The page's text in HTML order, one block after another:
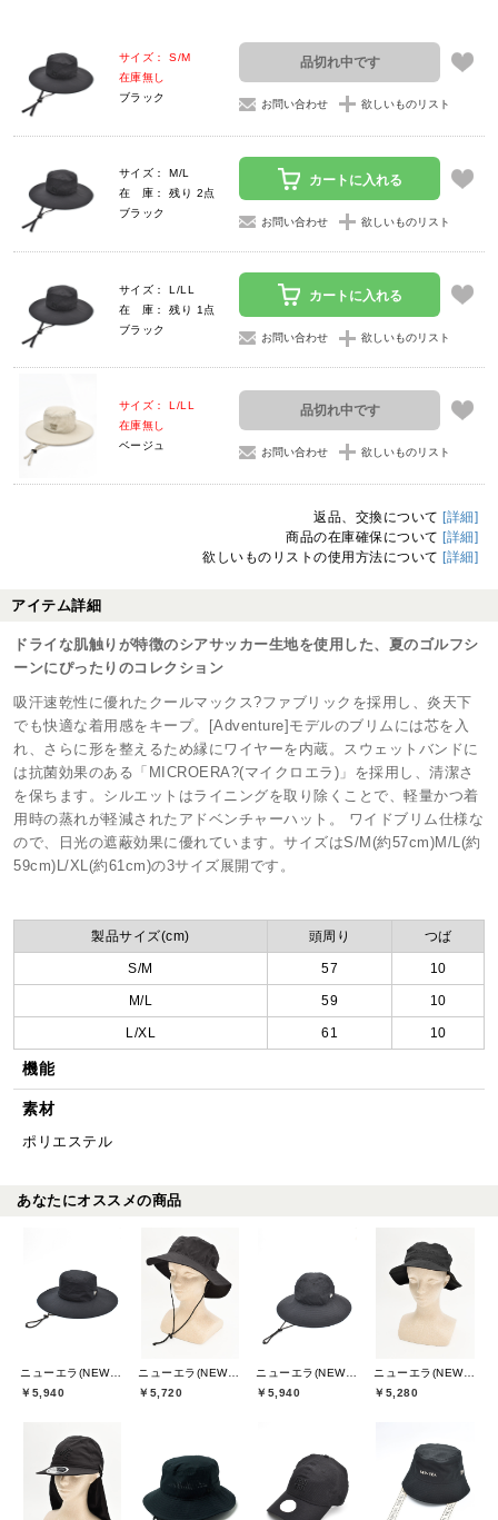
サイズ： S/M
在庫無し
ブラック
品切れ中です
お問い合わせ 欲しいものリスト
サイズ： M/L
在 庫： 残り 2点
ブラック
カートに入れる
お問い合わせ 欲しいものリスト
サイズ： L/LL
在 庫： 残り 1点
ブラック
カートに入れる
お問い合わせ 欲しいものリスト
サイズ： L/LL
在庫無し
ベージュ
品切れ中です
お問い合わせ 欲しいものリスト
返品、交換について [詳細]
商品の在庫確保について [詳細]
欲しいものリストの使用方法について [詳細]
アイテム詳細
ドライな肌触りが特徴のシアサッカー生地を使用した、夏のゴルフシ
ーンにぴったりのコレクション
吸汗速乾性に優れたクールマックス?ファブリックを採用し、炎天下
でも快適な着用感をキープ。[Adventure]モデルのブリムには芯を入
れ、さらに形を整えるため縁にワイヤーを内蔵。スウェットバンドに
は抗菌効果のある「MICROERA?(マイクロエラ)」を採用し、清潔さ
を保ちます。シルエットはライニングを取り除くことで、軽量かつ着
用時の蒸れが軽減されたアドベンチャーハット。 ワイドブリム仕様な
ので、日光の遮蔽効果に優れています。サイズはS/M(約57cm)M/L(約
59cm)L/XL(約61cm)の3サイズ展開です。
製品サイズ(cm) 頭周り つば
S/M 57 10
M/L 59 10
L/XL 61 10
機能
素材
ポリエステル
あなたにオススメの商品
ニューエラ(NEW ERA)
￥5,940
ニューエラ(NEW ERA)
￥5,720
ニューエラ(NEW ERA)
￥5,940
ニューエラ(NEW ERA)
￥5,280